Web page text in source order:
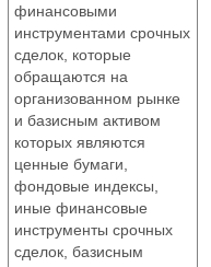
финансовыми
инструментами срочных
сделок, которые
обращаются на
организованном рынке
и базисным активом
которых являются
ценные бумаги,
фондовые индексы,
иные финансовые
инструменты срочных
сделок, базисным